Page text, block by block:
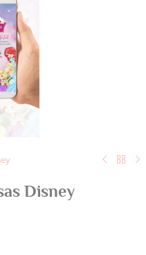
Disney